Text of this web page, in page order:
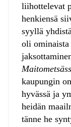
liihottelevat
henkiensä
syyllä
oli ominaista
kaupungin
hyvässä ja
heidän
tänne he